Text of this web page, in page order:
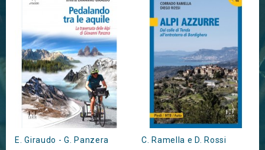
E. Giraudo - G. Panzera C. Ramella e D. Rossi